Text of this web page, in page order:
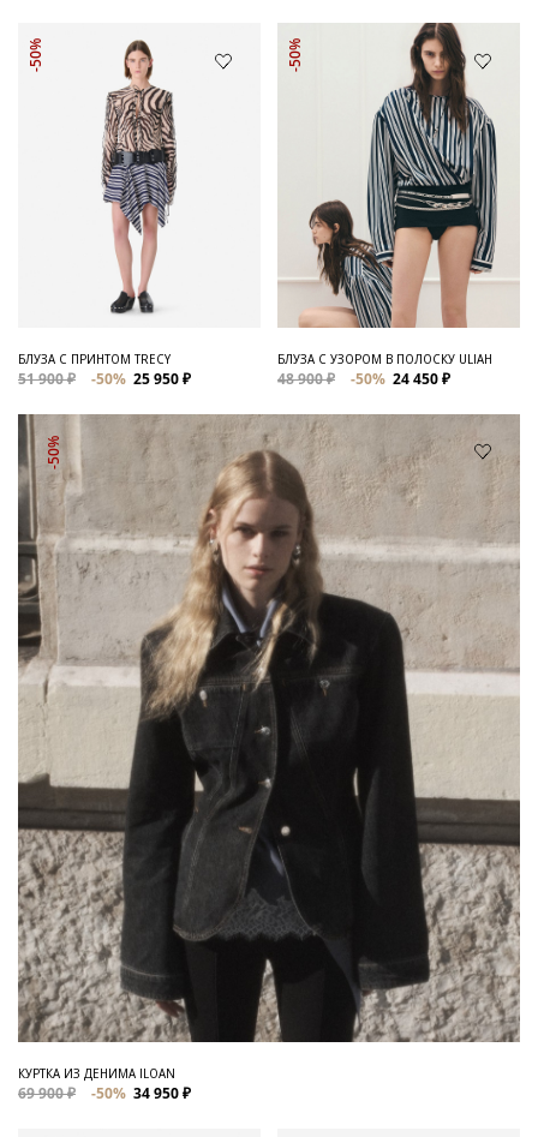
-50%
БЛУЗА С ПРИНТОМ TRECY
51 900 ₽ -50% 25 950 ₽
-50%
БЛУЗА С УЗОРОМ В ПОЛОСКУ ULIAH
48 900 ₽ -50% 24 450 ₽
-50%
КУРТКА ИЗ ДЕНИМА ILOAN
69 900 ₽ -50% 34 950 ₽